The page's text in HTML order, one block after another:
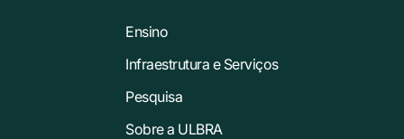
Ensino
Infraestrutura e Serviços
Pesquisa
Sobre a ULBRA